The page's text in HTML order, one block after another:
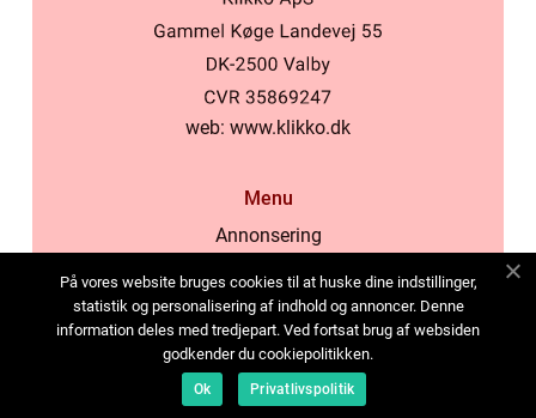
web: www.klikko.dk
Menu
Annonsering
Cookies
Kontakta oss
Sitemap
På vores website bruges cookies til at huske dine indstillinger,
statistik og personalisering af indhold og annoncer. Denne
information deles med tredjepart. Ved fortsat brug af websiden
godkender du cookiepolitikken.
Ok Privatlivspolitik